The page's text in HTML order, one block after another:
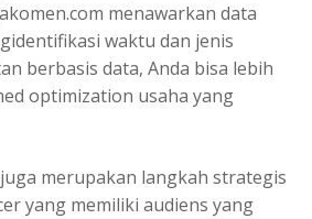
menawarkan data
waktu dan jenis
berbasis data, Anda bisa lebih
optimization usaha yang
merupakan langkah strategis
yang memiliki audiens yang